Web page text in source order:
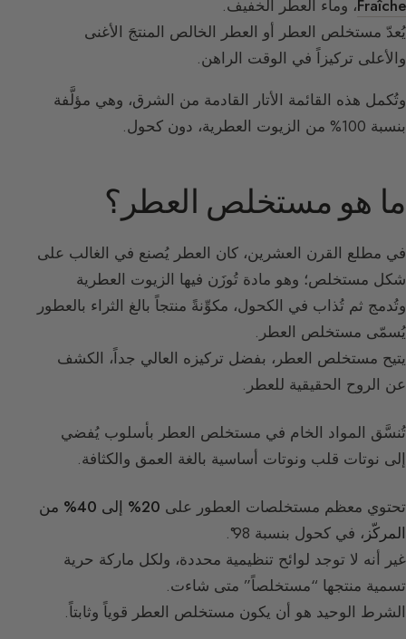
Fraîche، وماء العطر الخفيف.
يُعدّ مستخلص العطر أو العطر الخالص المنتجَ الأغنى
والأعلى تركيزاً في الوقت الراهن.
وتُكمل هذه القائمة الأتار القادمة من الشرق، وهي مؤلَّفة
بنسبة 100% من الزيوت العطرية، دون كحول.
ما هو مستخلص العطر؟
في مطلع القرن العشرين، كان العطر يُصنع في الغالب على
شكل مستخلص؛ وهو مادة تُوزَن فيها الزيوت العطرية
وتُدمج ثم تُذاب في الكحول، مكوِّنةً منتجاً بالغ الثراء بالعطور
يُسمّى مستخلص العطر.
يتيح مستخلص العطر، بفضل تركيزه العالي جداً، الكشف
عن الروح الحقيقية للعطر.
تُنسَّق المواد الخام في مستخلص العطر بأسلوب يُفضي
إلى نوتات قلب ونوتات أساسية بالغة العمق والكثافة.
تحتوي معظم مستخلصات العطور على
20% إلى 40% من
المركّز ، في كحول بنسبة 98°.
غير أنه لا توجد لوائح تنظيمية محددة، ولكل ماركة حرية
تسمية منتجها “مستخلصاً” متى شاءت.
الشرط الوحيد هو أن يكون مستخلص العطر قوياً وثابتاً.